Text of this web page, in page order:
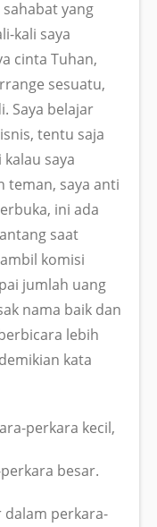
yang
kali saya
cinta Tuhan,
sesuatu,
Saya belajar
tentu saja
saya
teman, saya anti
ini ada
saat
komisi
jumlah uang
nama baik dan
lebih
kata
perkara kecil,
besar.
dalam perkara-